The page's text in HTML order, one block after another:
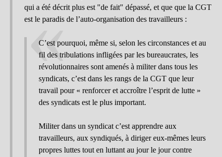
qui a été décrit plus est "de fait" dépassé, et que que la CGT
est le paradis de l’auto-organisation des travailleurs :
C’est pourquoi, même si, selon les circonstances et au
fil des tribulations infligées par les bureaucrates, les
révolutionnaires sont amenés à militer dans tous les
syndicats, c’est dans les rangs de la CGT que leur
travail pour « renforcer et accroître l’esprit de lutte »
des syndicats est le plus important.
Militer dans un syndicat c’est apprendre aux
travailleurs, aux syndiqués, à diriger eux-mêmes leurs
propres luttes tout en luttant au jour le jour contre